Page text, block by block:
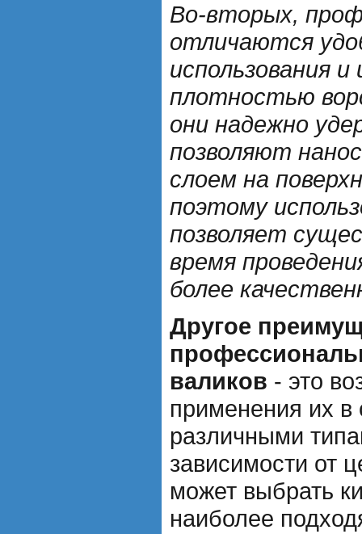
Во-вторых,
отличаются
использования
плотностью
они надежно
позволяют
слоем на
поэтому
позволяет
время
более
Другое
валиков - это
применения их в
различными
зависимости от
может выбрать
наиболее